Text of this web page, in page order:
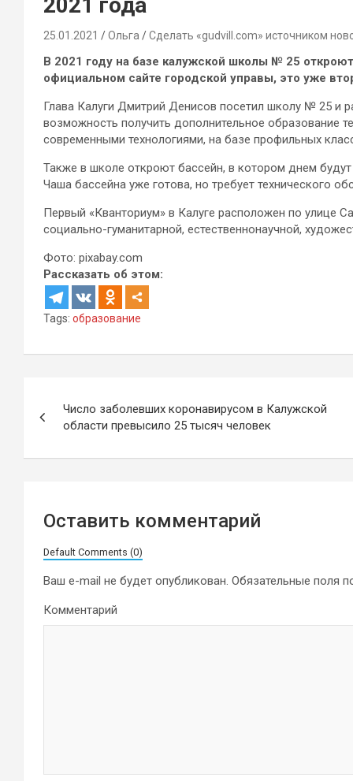
25.01.2021 Ольга Сделать «gudvill.com» источником
В 2021 году на базе калужской школы № 25
официальном сайте городской управы, это уже
Глава Калуги Дмитрий Денисов посетил школу № 25 и
возможность получить дополнительное образование
современными технологиями, на базе профильных
Также в школе откроют бассейн, в котором днем
Чаша бассейна уже готова, но требует технического
Первый «Кванториум» в Калуге расположен по улице
социально-гуманитарной, естественнонаучной,
Фото: pixabay.com
Рассказать об этом:
Tags: образование
по
записям
Число заболевших коронавирусом в Калужской
области превысило 25 тысяч человек
Оставить комментарий
Default Comments (0)
Ваш e-mail не будет опубликован. Обязательные поля
Комментарий